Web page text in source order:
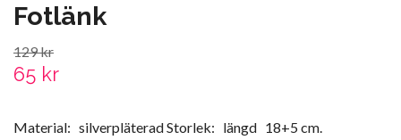
Fotlänk
129 kr
65 kr
Material: silverpläterad Storlek: längd 18+5 cm.